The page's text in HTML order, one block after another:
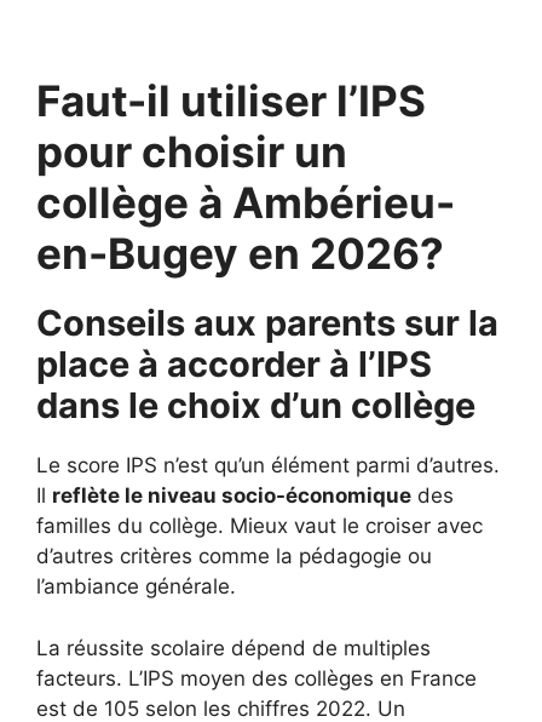
Faut-il utiliser l’IPS
pour choisir un
collège à Ambérieu-
en-Bugey en 2026?
Conseils aux parents sur la
place à accorder à l’IPS
dans le choix d’un collège
Le score IPS n’est qu’un élément parmi d’autres.
Il reflète le niveau socio-économique des
familles du collège. Mieux vaut le croiser avec
d’autres critères comme la pédagogie ou
l’ambiance générale.
La réussite scolaire dépend de multiples
facteurs. L’IPS moyen des collèges en France
est de 105 selon les chiffres 2022. Un